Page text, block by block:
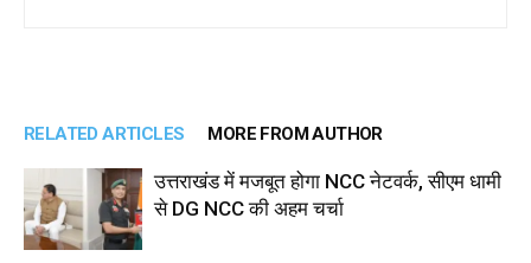
RELATED ARTICLES MORE FROM AUTHOR
उत्तराखंड में मजबूत होगा NCC नेटवर्क, सीएम धामी
से DG NCC की अहम चर्चा